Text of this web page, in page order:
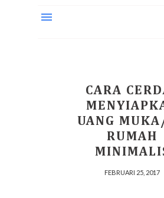
CARA
UANG
RUMAH
FEBRUARI 25, 2017